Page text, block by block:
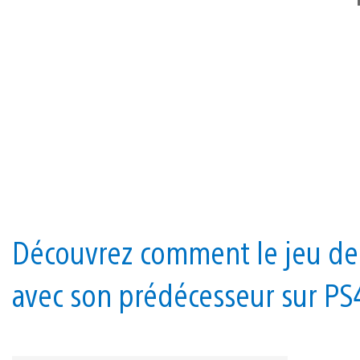
Découvrez comment le jeu
avec son prédécesseur sur